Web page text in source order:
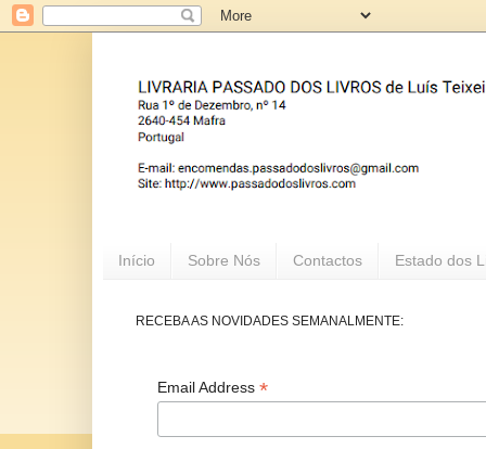
Início Sobre Nós Contactos Estado dos
RECEBA AS NOVIDADES SEMANALMENTE:
Email Address *